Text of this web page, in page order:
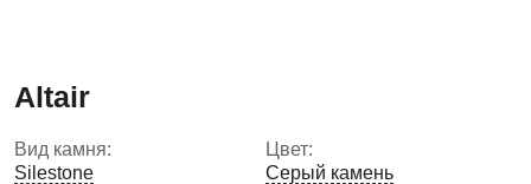
Altair
Вид камня:
Silestone
Цвет:
Серый камень